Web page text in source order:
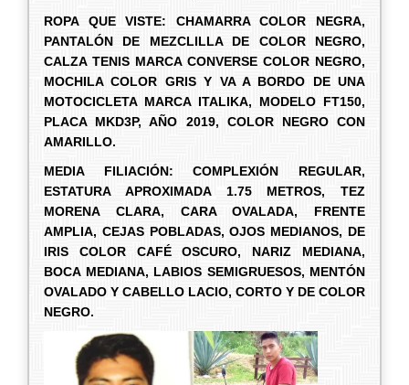
ROPA QUE VISTE: CHAMARRA COLOR NEGRA,
PANTALÓN DE MEZCLILLA DE COLOR NEGRO,
CALZA TENIS MARCA CONVERSE COLOR NEGRO,
MOCHILA COLOR GRIS Y VA A BORDO DE UNA
MOTOCICLETA MARCA ITALIKA, MODELO FT150,
PLACA MKD3P, AÑO 2019, COLOR NEGRO CON
AMARILLO.
MEDIA FILIACIÓN: COMPLEXIÓN REGULAR,
ESTATURA APROXIMADA 1.75 METROS, TEZ
MORENA CLARA, CARA OVALADA, FRENTE
AMPLIA, CEJAS POBLADAS, OJOS MEDIANOS, DE
IRIS COLOR CAFÉ OSCURO, NARIZ MEDIANA,
BOCA MEDIANA, LABIOS SEMIGRUESOS, MENTÓN
OVALADO Y CABELLO LACIO, CORTO Y DE COLOR
NEGRO.